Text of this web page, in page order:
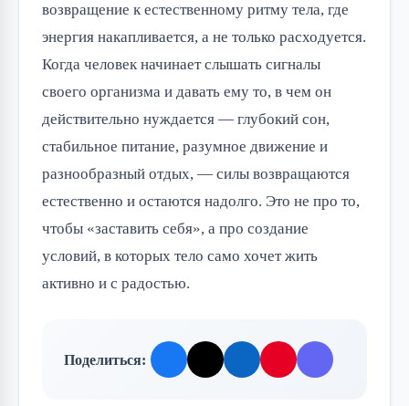
возвращение к естественному ритму тела, где
энергия накапливается, а не только расходуется.
Когда человек начинает слышать сигналы
своего организма и давать ему то, в чем он
действительно нуждается — глубокий сон,
стабильное питание, разумное движение и
разнообразный отдых, — силы возвращаются
естественно и остаются надолго. Это не про то,
чтобы «заставить себя», а про создание
условий, в которых тело само хочет жить
активно и с радостью.
Поделиться: